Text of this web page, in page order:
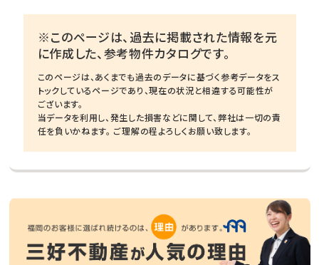
※このページは、過去に掲載された情報を元
に作成した、参考物件カタログです。
このページは、あくまでも過去のデータに基づく参考データをス
トックしているページであり、現在の状況と相違する可能性が
ございます。
当データを利用し、発生した損害などに関して、弊社は一切の責
任を負いかねます。 ご理解の程よろしくお願い致します。